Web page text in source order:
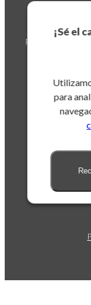
¡Sé el
para
Puedes darte de